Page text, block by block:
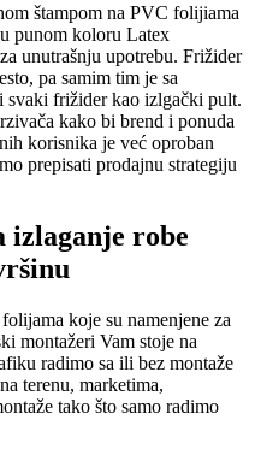
štampom na PVC folijiama
punom koloru Latex
unutrašnju upotrebu. Frižider
pa samim tim je sa
svaki frižider kao izlgački pult.
kako bi brend i ponuda
korisnika je već oproban
prepisati prodajnu strategiju
robe
koje su namenjene za
montažeri Vam stoje na
radimo sa ili bez montaže
terenu, marketima,
tako što samo radimo